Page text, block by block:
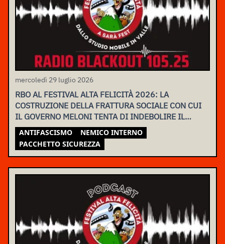
mercoledì 29 luglio 2026
RBO AL FESTIVAL ALTA FELICITÀ 2026: LA
COSTRUZIONE DELLA FRATTURA SOCIALE CON CUI
IL GOVERNO MELONI TENTA DI INDEBOLIRE IL
MOVIMENTO
ANTIFASCISMO
NEMICO INTERNO
PACCHETTO SICUREZZA